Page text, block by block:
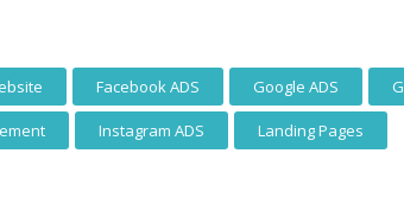
Facebook ADS Google ADS
Instagram ADS Landing Pages